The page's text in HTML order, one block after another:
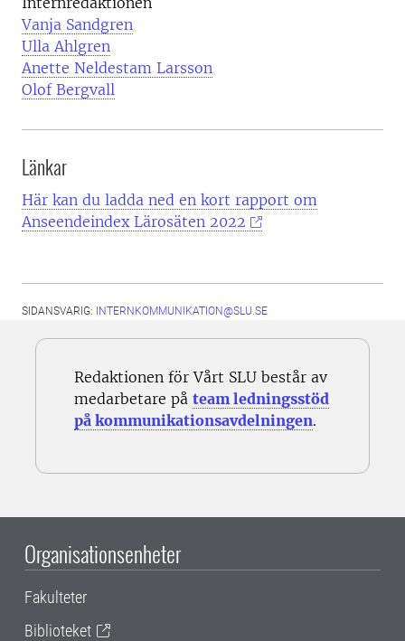
Vanja Sandgren
Ulla Ahlgren
Anette Neldestam Larsson
Olof Bergvall
Länkar
Här kan du ladda ned en kort rapport om
Anseendeindex Lärosäten 2022
SIDANSVARIG: INTERNKOMMUNIKATION@SLU.SE
Redaktionen för Vårt SLU består av
medarbetare på team ledningsstöd
på kommunikationsavdelningen.
Organisationsenheter
Fakulteter
Biblioteket